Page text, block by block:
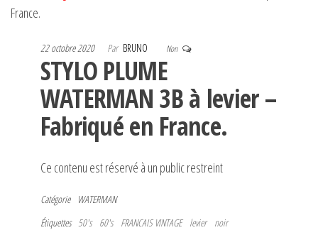
France.
22 octobre 2020 Par BRUNO Non
STYLO PLUME
WATERMAN 3B à levier –
Fabriqué en France.
Ce contenu est réservé à un public restreint
Catégorie
WATERMAN
Étiquettes 50's 60's FRANCAIS VINTAGE levier
noir